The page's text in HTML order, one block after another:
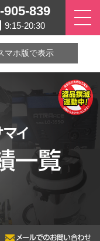
905-839
9:15-20:30
マホ版で表示